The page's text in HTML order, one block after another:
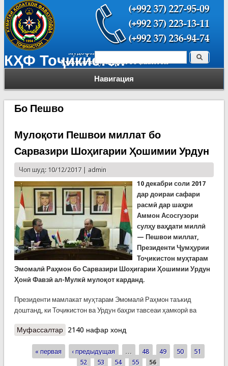
КҲФ Тоҷикистон
Навигация
Форма поиска Поиск
Бо Пешво
Мулоқоти Пешвои миллат бо
Сарвазири Шоҳигарии Ҳошимии Урдун
Чоп шуд: 10/12/2017 | admin
10 декабри соли 2017
дар доираи сафари
расмӣ дар шаҳри
Аммон Асосгузори
сулҳу ваҳдати миллӣ
— Пешвои миллат,
Президенти Ҷумҳурии
Тоҷикистон муҳтарам
Эмомалӣ Раҳмон бо Сарвазири Шоҳигарии Ҳошимии Урдун
Ҳонӣ Фавзӣ ал-Мулкӣ мулоқот карданд.
Президенти мамлакат муҳтарам Эмомалӣ Раҳмон таъкид
доштанд, ки Тоҷикистон ва Урдун баҳри тавсеаи ҳамкорӣ ва
Муфассалтаро Мулоқоти Пешвои миллат бо Сарвазири
2140 нафар хонд
Страницы
« первая ‹ предыдущая … 48 49 50
51
52
53 54 55 56